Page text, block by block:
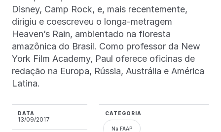
Disney, Camp Rock, e, mais recentemente,
dirigiu e coescreveu o longa-metragem
Heaven’s Rain, ambientado na floresta
amazônica do Brasil. Como professor da New
York Film Academy, Paul oferece oficinas de
redação na Europa, Rússia, Austrália e América
Latina.
DATA
13/09/2017
CATEGORIA
Na FAAP